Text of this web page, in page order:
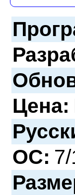
Цена:
ОС: